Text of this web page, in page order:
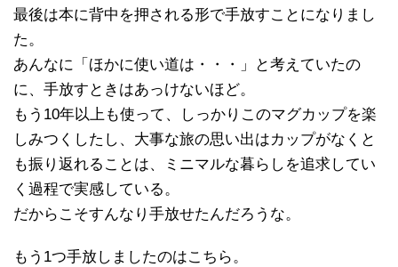
最後は本に背中を押される形で手放すことになりまし
た。
あんなに「ほかに使い道は・・・」と考えていたの
に、手放すときはあっけないほど。
もう10年以上も使って、しっかりこのマグカップを楽
しみつくしたし、大事な旅の思い出はカップがなくと
も振り返れることは、ミニマルな暮らしを追求してい
く過程で実感している。
だからこそすんなり手放せたんだろうな。
もう1つ手放しましたのはこちら。